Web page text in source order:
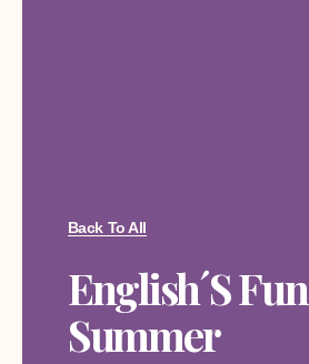
Back To All
English´s Fun
Summer